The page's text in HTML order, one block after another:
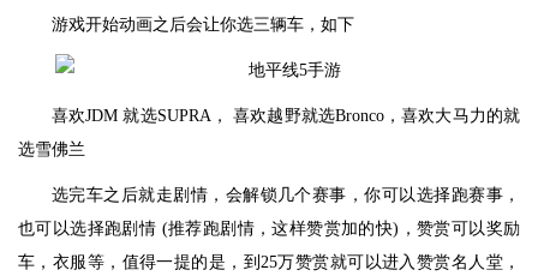
游戏开始动画之后会让你选三辆车，如下
喜欢JDM 就选SUPRA， 喜欢越野就选Bronco，喜欢大马力的就
选雪佛兰
选完车之后就走剧情，会解锁几个赛事，你可以选择跑赛事，
也可以选择跑剧情 (推荐跑剧情，这样赞赏加的快)，赞赏可以奖励
车，衣服等，值得一提的是，到25万赞赏就可以进入赞赏名人堂，